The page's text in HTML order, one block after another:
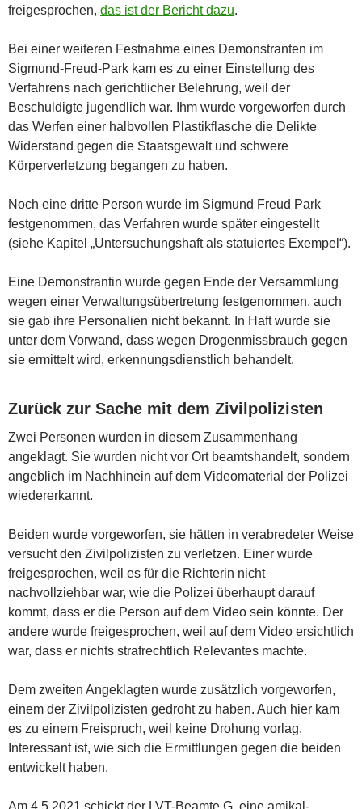
freigesprochen, das ist der Bericht dazu.
Bei einer weiteren Festnahme eines Demonstranten im
Sigmund-Freud-Park kam es zu einer Einstellung des
Verfahrens nach gerichtlicher Belehrung, weil der
Beschuldigte jugendlich war. Ihm wurde vorgeworfen durch
das Werfen einer halbvollen Plastikflasche die Delikte
Widerstand gegen die Staatsgewalt und schwere
Körperverletzung begangen zu haben.
Noch eine dritte Person wurde im Sigmund Freud Park
festgenommen, das Verfahren wurde später eingestellt
(siehe Kapitel „Untersuchungshaft als statuiertes Exempel“).
Eine Demonstrantin wurde gegen Ende der Versammlung
wegen einer Verwaltungsübertretung festgenommen, auch
sie gab ihre Personalien nicht bekannt. In Haft wurde sie
unter dem Vorwand, dass wegen Drogenmissbrauch gegen
sie ermittelt wird, erkennungsdienstlich behandelt.
Zurück zur Sache mit dem Zivilpolizisten
Zwei Personen wurden in diesem Zusammenhang
angeklagt. Sie wurden nicht vor Ort beamtshandelt, sondern
angeblich im Nachhinein auf dem Videomaterial der Polizei
wiedererkannt.
Beiden wurde vorgeworfen, sie hätten in verabredeter Weise
versucht den Zivilpolizisten zu verletzen. Einer wurde
freigesprochen, weil es für die Richterin nicht
nachvollziehbar war, wie die Polizei überhaupt darauf
kommt, dass er die Person auf dem Video sein könnte. Der
andere wurde freigesprochen, weil auf dem Video ersichtlich
war, dass er nichts strafrechtlich Relevantes machte.
Dem zweiten Angeklagten wurde zusätzlich vorgeworfen,
einem der Zivilpolizisten gedroht zu haben. Auch hier kam
es zu einem Freispruch, weil keine Drohung vorlag.
Interessant ist, wie sich die Ermittlungen gegen die beiden
entwickelt haben.